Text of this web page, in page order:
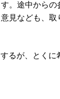
。途中から
見なども、
が、とくに